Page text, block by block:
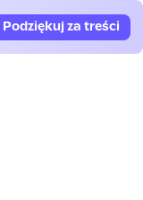
Podziękuj za treści